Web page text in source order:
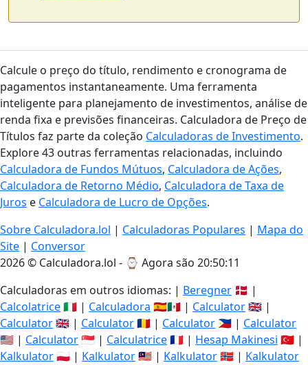
Calcule o preço do título, rendimento e cronograma de
pagamentos instantaneamente. Uma ferramenta
inteligente para planejamento de investimentos, análise de
renda fixa e previsões financeiras. Calculadora de Preço de
Títulos faz parte da coleção Calculadoras de Investimento.
Explore 43 outras ferramentas relacionadas, incluindo
Calculadora de Fundos Mútuos, Calculadora de Ações,
Calculadora de Retorno Médio, Calculadora de Taxa de
Juros e Calculadora de Lucro de Opções.
Sobre Calculadora.lol | Calculadoras Populares | Mapa do
Site | Conversor
2026 © Calculadora.lol - ⌚ Agora são 20:50:12
Calculadoras em outros idiomas: | Beregner 🇩🇰 |
Calcolatrice🇮🇹 | Calculadora 🇪🇸🇲🇽 | Calculator🇬🇧 |
Calculator🇬🇧 | Calculator🇷🇴 | Calculator 🇵🇭 | Calculator
🇺🇸 | Calculator🇸🇬 | Calculatrice🇫🇷 | Hesap Makinesi 🇹🇷 |
Kalkulator🇵🇱 | Kalkulator🇲🇾 | Kalkulator🇳🇴 | Kalkulator